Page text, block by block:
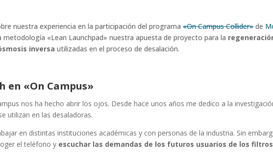
nuestra experiencia en la participación del programa«On Campus Collider»de
metodología «Lean Launchpad» nuestra apuesta de proyecto para la
inversa utilizadas en el proceso de desalación.
en «On Campus»
nos ha hecho abrir los ojos. Desde hace unos años me dedico a la
utilizan en las desaladoras.
en distintas instituciones académicas y con personas de la industria. Sin
el teléfono y escuchar las demandas de los futuros usuarios de los filtros